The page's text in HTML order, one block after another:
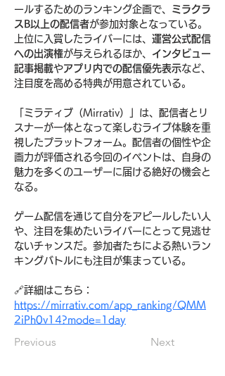
ールするためのランキング企画で、 ミラクラ
スB以上の配信者が参加対象となっている。
上位に入賞したライバーには、 運営公式配信
への出演権が与えられるほか、 インタビュー
記事掲載やアプリ内での配信優先表示など、
注目度を高める特典が用意されている。
「ミラティブ（Mirrativ）」は、配信者とリ
スナーが一体となって楽しむライブ体験を重
視したプラットフォーム。配信者の個性や企
画力が評価される今回のイベントは、自身の
魅力を多くのユーザーに届ける絶好の機会と
なる。
ゲーム配信を通じて自分をアピールしたい人
や、注目を集めたいライバーにとって見逃せ
ないチャンスだ。参加者たちによる熱いラン
キングバトルにも注目が集まっている。
🔗詳細はこちら：
https://mirrativ.com/app_ranking/QMM
2iPh0v14?mode=1day
Previous Next